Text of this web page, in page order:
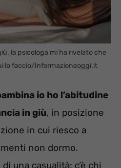
la psicologa mi ha rivelato che
lo faccio/Informazioneoggi.it
io ho l’abitudine
in giù, in posizione
in cui riesco a
non dormo.
una casualità: c’è chi